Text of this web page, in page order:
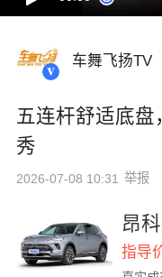
车舞飞扬TV
五连杆舒适底盘
秀
2026-07-08 10:31 举报
昂
指导